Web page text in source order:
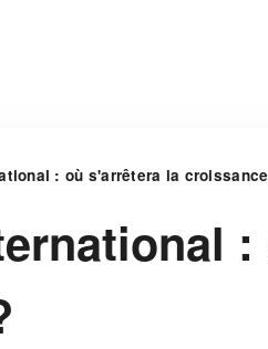
: où s'arrêtera la